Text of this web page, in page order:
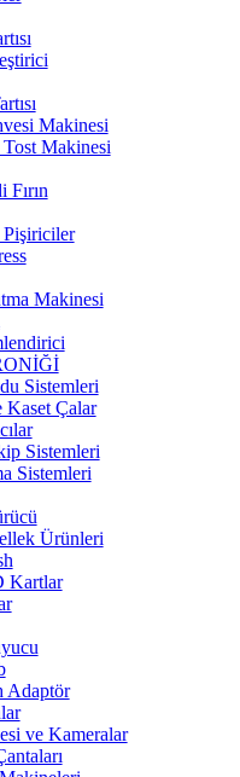
Makinesi
Makinesi
Makinesi
Sistemleri
Kaset Çalar
Sistemleri
Sistemleri
Ürünleri
Kartlar
Adaptör
ve Kameralar